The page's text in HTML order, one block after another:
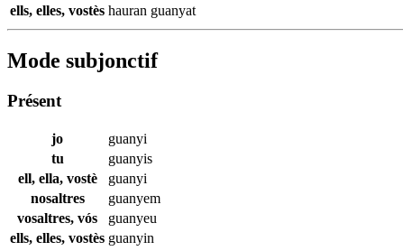
ells, elles, vostès hauran guanyat
Mode subjonctif
Présent
jo
guanyi
tu
guanyis
ell, ella, vostè
guanyi
nosaltres
guanyem
vosaltres, vós
guanyeu
ells, elles, vostès guanyin